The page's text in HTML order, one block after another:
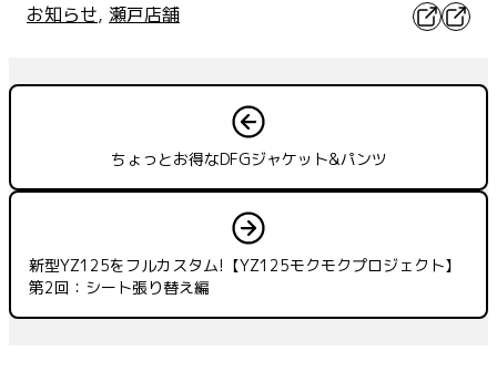
お知らせ, 瀬戸店舗 X
ちょっとお得なDFGジャケット&パンツ
新型YZ125をフルカスタム!【YZ125モクモクプロジェクト】
第2回：シート張り替え編